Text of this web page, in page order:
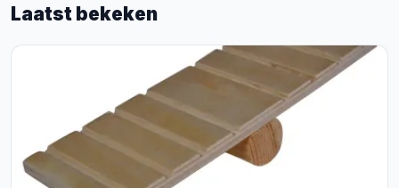
Laatst bekeken